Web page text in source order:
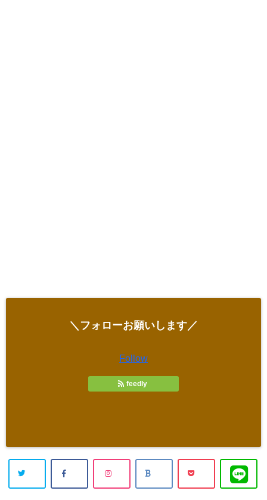
＼フォローお願いします／
Follow
feedly